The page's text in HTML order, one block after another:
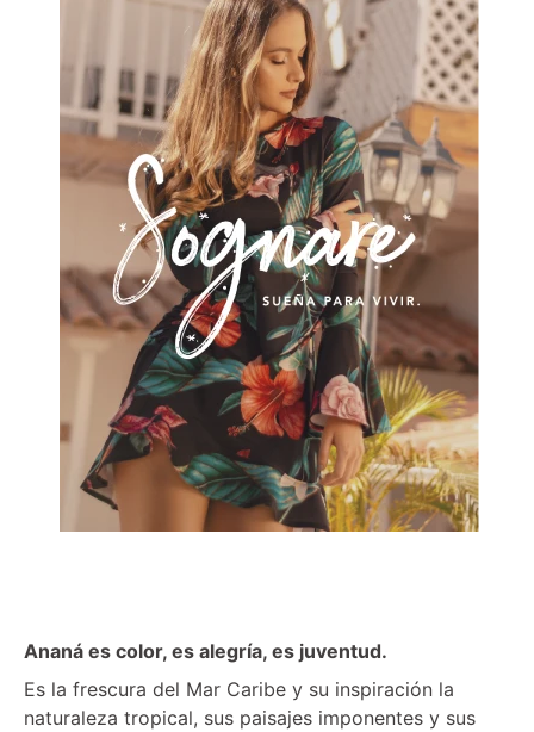
Ananá es color, es alegría, es juventud.
Es la frescura del Mar Caribe y su inspiración la
naturaleza tropical, sus paisajes imponentes y sus